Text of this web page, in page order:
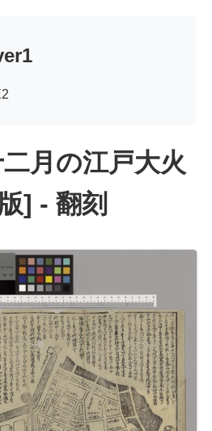
月の江戸大火
] - 翻刻